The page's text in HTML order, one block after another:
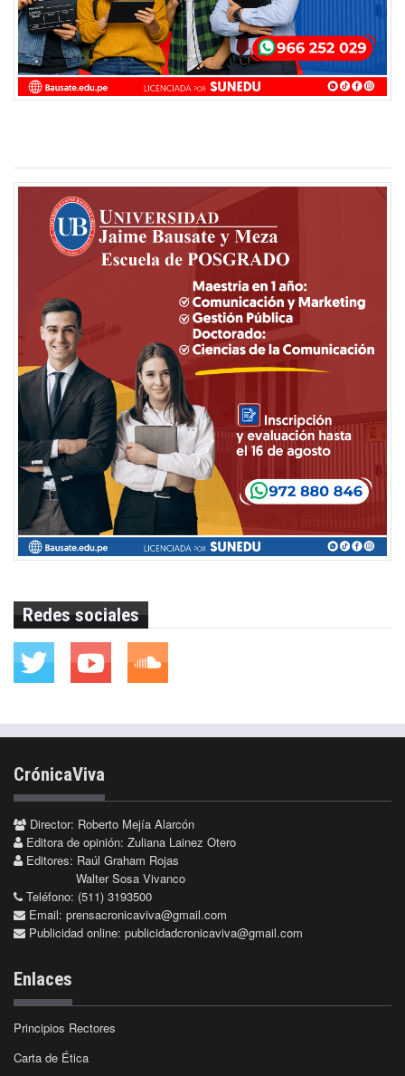
Redes sociales
CrónicaViva
Director: Roberto Mejía Alarcón
Editora de opinión: Zuliana Lainez Otero
Editores: Raúl Graham Rojas
Walter Sosa Vivanco
Teléfono: (511) 3193500
Email: prensacronicaviva@gmail.com
Publicidad online: publicidadcronicaviva@gmail.com
Enlaces
Principios Rectores
Carta de Ética